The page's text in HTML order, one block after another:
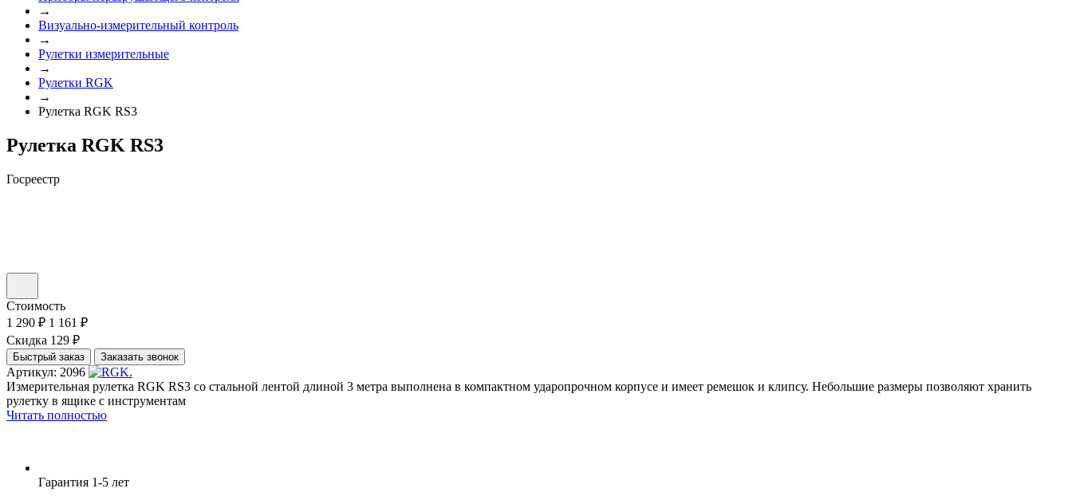
→
Визуально-измерительный контроль
→
Рулетки измерительные
→
Рулетки RGK
→
Рулетка RGK RS3
Рулетка RGK RS3
Госреестр
Стоимость
1 290 ₽ 1 161 ₽
Скидка 129 ₽
Быстрый заказ Заказать звонок
Артикул: 2096
Измерительная рулетка RGK RS3 со стальной лентой длиной 3 метра выполнена в компактном ударопрочном корпусе и имеет ремешок и клипсу. Небольшие размеры позволяют хранить
рулетку в ящике с инструментам
Читать полностью
Гарантия 1-5 лет